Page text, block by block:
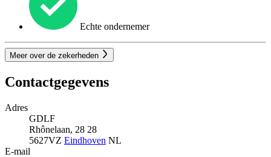
Echte ondernemer
Meer over de zekerheden
Contactgegevens
Adres
GDLF
Rhônelaan, 28 28
5627VZ Eindhoven NL
E-mail